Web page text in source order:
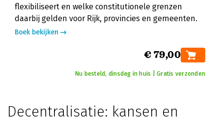
flexibiliseert en welke constitutionele grenzen
daarbij gelden voor Rijk, provincies en gemeenten.
Boek bekijken
€ 79,00
Nu besteld, dinsdag in huis | Gratis verzonden
Decentralisatie: kansen en